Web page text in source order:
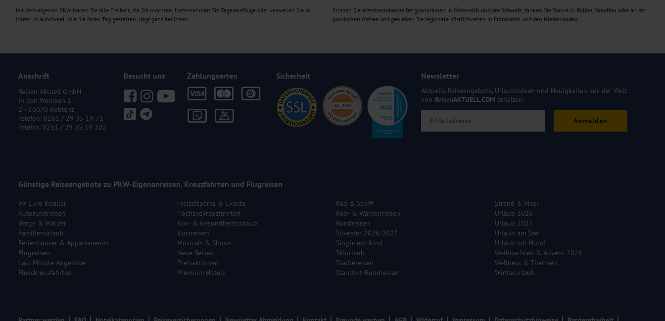
Mit dem eigenen PKW haben Sie alle Freiheit, die Sie möchten. Unternehmen Sie Tagesausflüge oder verweilen Sie in
Ihrem Urlaubshotel. Wie Sie Ihren Tag gestalten, liegt ganz bei Ihnen.
Erleben Sie atemberaubende Bergpanoramen in Österreich und der Schweiz, tanken Sie Sonne in Italien, Kroatien oder an der
polnischen Ostsee und genießen Sie regionale Köstlichkeiten in Frankreich und den Niederlanden.
Anschrift
Reisen Aktuell GmbH
In den Weniken 1
D - 56070 Koblenz
Telefon: 0261 / 29 35 19 71
Telefax: 0261 / 29 35 19 102
Besucht uns Zahlungsarten Sicherheit Newsletter
Aktuelle Reiseangebote, Urlaubsideen und Neuigkeiten aus der Welt
von ReisenAKTUELL.COM erhalten:
Anmelden
Günstige Reiseangebote zu PKW-Eigenanreisen, Kreuzfahrten und Flugreisen
99 Euro Knaller
Autorundreisen
Berge & Wälder
Familienurlaub
Ferienhäuser & Appartements
Flugreisen
Last Minute Angebote
Flusskreuzfahrten
Freizeitparks & Events
Hochseekreuzfahrten
Kur- & Gesundheitsurlaub
Kurzreisen
Musicals & Shows
Neue Reisen
Preisaktionen
Premium Hotels
Rad & Schiff
Rad- & Wanderreisen
Rundreisen
Silvester 2026/2027
Single mit Kind
Skiurlaub
Städtereisen
Standort-Rundreisen
Strand & Meer
Urlaub 2026
Urlaub 2027
Urlaub am See
Urlaub mit Hund
Weihnachten & Advent 2026
Wellness & Thermen
Winterurlaub